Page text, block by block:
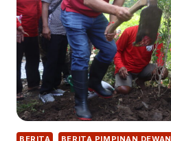
BERITA BERITA PIMPINAN DEWAN